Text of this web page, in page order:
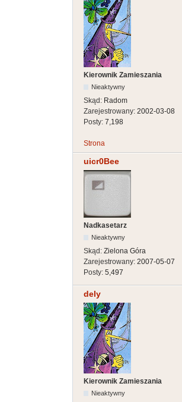
Kierownik Zamieszania
Nieaktywny
Skąd: Radom
Zarejestrowany: 2002-03-08
Posty: 7,198
Strona
uicr0Bee
Nadkasetarz
Nieaktywny
Skąd: Zielona Góra
Zarejestrowany: 2007-05-07
Posty: 5,497
dely
Kierownik Zamieszania
Nieaktywny